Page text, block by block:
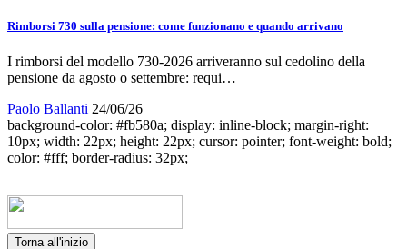
Rimborsi 730 sulla pensione: come funzionano e quando arrivano
I rimborsi del modello 730-2026 arriveranno sul cedolino della
pensione da agosto o settembre: requi…
Paolo Ballanti 24/06/26
background-color: #fb580a; display: inline-block; margin-right:
10px; width: 22px; height: 22px; cursor: pointer; font-weight: bold;
color: #fff; border-radius: 32px;
Torna all'inizio